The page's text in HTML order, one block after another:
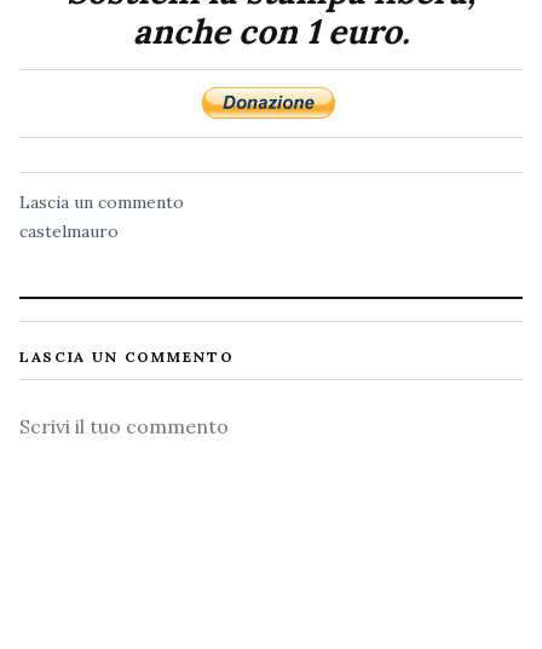
anche con 1 euro.
Lascia un commento
castelmauro
LASCIA UN COMMENTO
Commento